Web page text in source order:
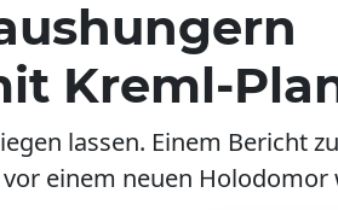
Kreml-
lassen. Einem Bericht
einem neuen Holodomor